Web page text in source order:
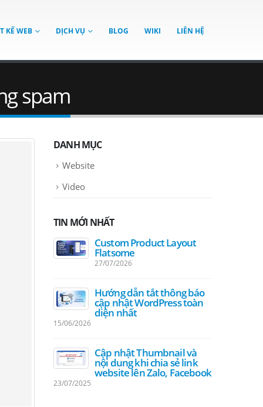
KẾ WEB DỊCH VỤ BLOG WIKI LIÊN HỆ
spam
DANH MỤC
Website
Video
TIN MỚI NHẤT
Custom Product Layout
Flatsome
27/07/2026
Hướng dẫn tắt thông báo
cập nhật WordPress toàn
diện nhất
15/06/2026
Cập nhật Thumbnail và
nội dung khi chia sẻ link
website lên Zalo, Facebook
23/07/2025